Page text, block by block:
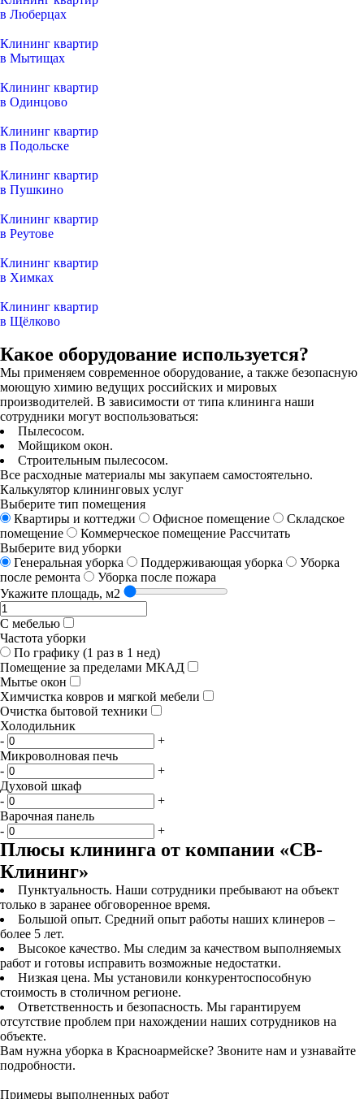
в Люберцах
Клининг квартир
в Мытищах
Клининг квартир
в Одинцово
Клининг квартир
в Подольске
Клининг квартир
в Пушкино
Клининг квартир
в Реутове
Клининг квартир
в Химках
Клининг квартир
в Щёлково
Какое оборудование используется?
Мы применяем современное оборудование, а также безопасную
моющую химию ведущих российских и мировых
производителей. В зависимости от типа клининга наши
сотрудники могут воспользоваться:
Пылесосом.
Мойщиком окон.
Строительным пылесосом.
Все расходные материалы мы закупаем самостоятельно.
Калькулятор клининговых услуг
Выберите тип помещения
Квартиры и коттеджи
Офисное помещение
Складское
помещение
Коммерческое помещение Рассчитать
Выберите вид уборки
Генеральная уборка
Поддерживающая уборка
Уборка
после ремонта
Уборка после пожара
Укажите площадь, м2
С мебелью
Частота уборки
По графику (1 раз в 1 нед)
Помещение за пределами МКАД
Мытье окон
Химчистка ковров и мягкой мебели
Очистка бытовой техники
Холодильник
-
+
Микроволновая печь
-
+
Духовой шкаф
-
+
Варочная панель
-
+
Плюсы клининга от компании «СВ-
Клининг»
Пунктуальность. Наши сотрудники пребывают на объект
только в заранее обговоренное время.
Большой опыт. Средний опыт работы наших клинеров –
более 5 лет.
Высокое качество. Мы следим за качеством выполняемых
работ и готовы исправить возможные недостатки.
Низкая цена. Мы установили конкурентоспособную
стоимость в столичном регионе.
Ответственность и безопасность. Мы гарантируем
отсутствие проблем при нахождении наших сотрудников на
объекте.
Вам нужна уборка в Красноармейске? Звоните нам и узнавайте
подробности.
Примеры выполненных работ